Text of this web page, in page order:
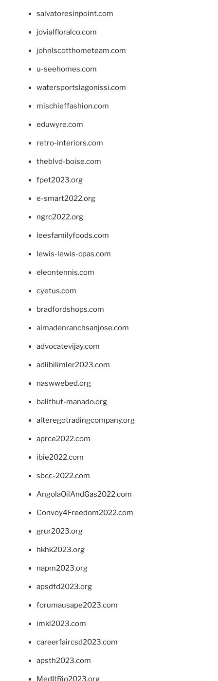
salvatoresinpoint.com
jovialfloralco.com
johnlscotthometeam.com
u-seehomes.com
watersportslagonissi.com
mischieffashion.com
eduwyre.com
retro-interiors.com
theblvd-boise.com
fpet2023.org
e-smart2022.org
ngrc2022.org
leesfamilyfoods.com
lewis-lewis-cpas.com
eleontennis.com
cyetus.com
bradfordshops.com
almadenranchsanjose.com
advocatevijay.com
adlibilimler2023.com
naswwebed.org
balithut-manado.org
alteregotradingcompany.org
aprce2022.com
ibie2022.com
sbcc-2022.com
AngolaOilAndGas2022.com
Convoy4Freedom2022.com
grur2023.org
hkhk2023.org
napm2023.org
apsdfd2023.org
forumausape2023.com
imkl2023.com
careerfaircsd2023.com
apsth2023.com
MedItRio2023.org